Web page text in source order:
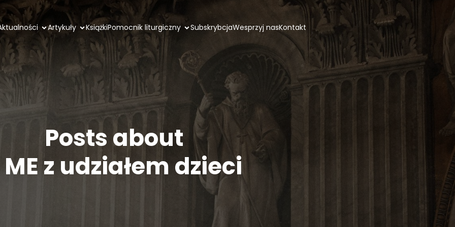
Artykuły KsiążkiPomocnik liturgiczny SubskrybcjaWesprzyj nasKontakt
Posts about
z udziałem dzieci